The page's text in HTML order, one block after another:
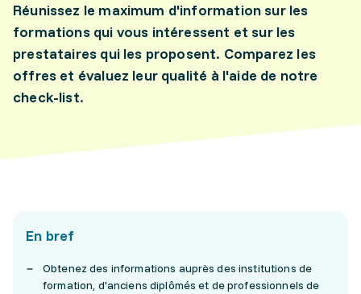
Réunissez le maximum d'information sur les
formations qui vous intéressent et sur les
prestataires qui les proposent. Comparez les
offres et évaluez leur qualité à l'aide de notre
check-list.
En bref
Obtenez des informations auprès des institutions de
formation, d'anciens diplômés et de professionnels de